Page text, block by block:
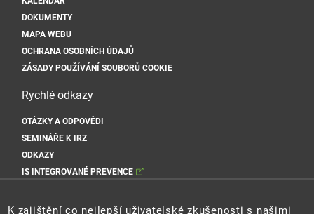
DOKUMENTY
MAPA WEBU
OCHRANA OSOBNÍCH ÚDAJŮ
ZÁSADY POUŽÍVÁNÍ SOUBORŮ COOKIE
Rychlé odkazy
OTÁZKY A ODPOVĚDI
SEMINÁŘE K IRZ
ODKAZY
IS INTEGROVANÉ PREVENCE
K zajištění co nejlepší uživatelské zkušenosti s našimi